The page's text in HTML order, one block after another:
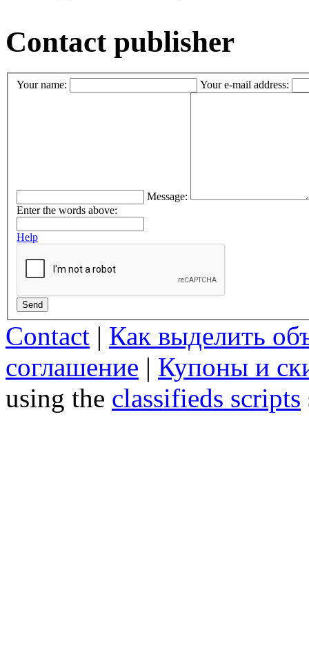
Contact publisher
Your name: Your e-mail address:
Message:
Enter the words above:
Help
Send
Contact | Как выделить
соглашение | Купоны и
using the classifieds scripts